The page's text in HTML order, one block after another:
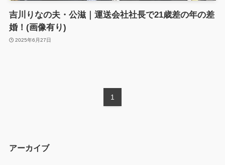
吉川りなの夫・公滋｜運送会社社長で21歳差の年の差
婚！(画像有り)
2025年6月27日
1
アーカイブ